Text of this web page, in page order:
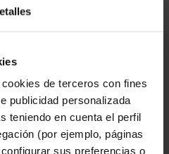
de terceros con fines
publicidad personalizada
teniendo en cuenta el perfil
(por ejemplo, páginas
sus preferencias o